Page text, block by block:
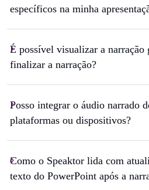
específicos na minha
É possível visualizar a narração
finalizar a narração?
Posso integrar o áudio narrado
plataformas ou dispositivos?
Como o Speaktor lida com
texto do PowerPoint após a